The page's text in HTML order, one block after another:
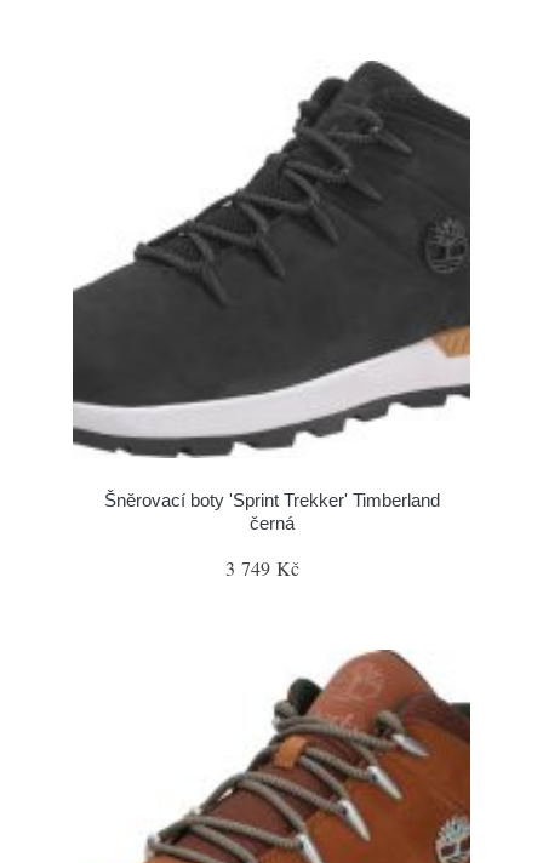
Šněrovací boty 'Sprint Trekker' Timberland
černá
3 749 Kč